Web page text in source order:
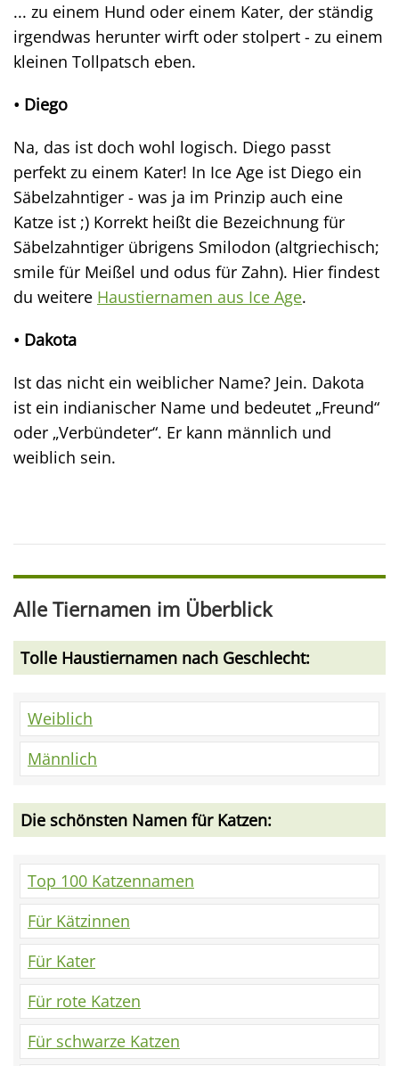
... zu einem Hund oder einem Kater, der ständig
irgendwas herunter wirft oder stolpert - zu einem
kleinen Tollpatsch eben.
• Diego
Na, das ist doch wohl logisch. Diego passt
perfekt zu einem Kater! In Ice Age ist Diego ein
Säbelzahntiger - was ja im Prinzip auch eine
Katze ist ;) Korrekt heißt die Bezeichnung für
Säbelzahntiger übrigens Smilodon (altgriechisch;
smile für Meißel und odus für Zahn). Hier findest
du weitere Haustiernamen aus Ice Age.
• Dakota
Ist das nicht ein weiblicher Name? Jein. Dakota
ist ein indianischer Name und bedeutet „Freund“
oder „Verbündeter“. Er kann männlich und
weiblich sein.
Alle Tiernamen im Überblick
Tolle Haustiernamen nach Geschlecht:
Weiblich
Männlich
Die schönsten Namen für Katzen:
Top 100 Katzennamen
Für Kätzinnen
Für Kater
Für rote Katzen
Für schwarze Katzen